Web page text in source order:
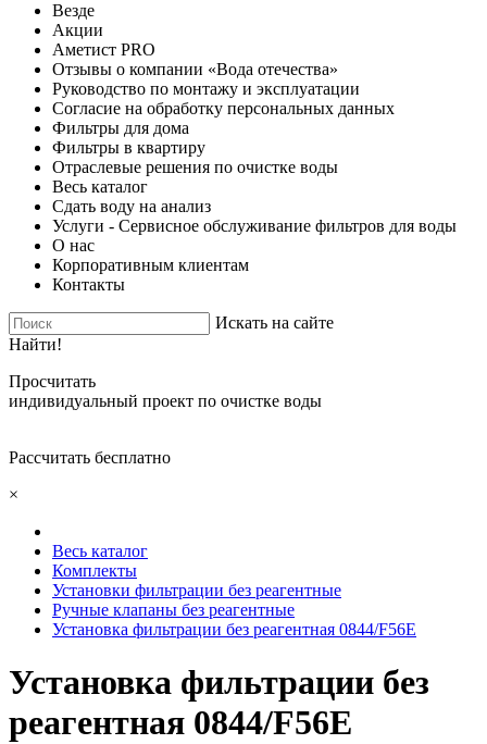
Везде
Акции
Аметист PRO
Отзывы о компании «Вода отечества»
Руководство по монтажу и эксплуатации
Согласие на обработку персональных данных
Фильтры для дома
Фильтры в квартиру
Отраслевые решения по очистке воды
Весь каталог
Сдать воду на анализ
Услуги - Сервисное обслуживание фильтров для воды
О нас
Корпоративным клиентам
Контакты
Искать на сайте
Найти!
Просчитать
индивидуальный проект по очистке воды
Рассчитать бесплатно
×
Весь каталог
Комплекты
Установки фильтрации без реагентные
Ручные клапаны без реагентные
Установка фильтрации без реагентная 0844/F56Е
Установка фильтрации без
реагентная 0844/F56Е